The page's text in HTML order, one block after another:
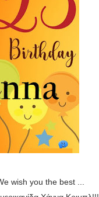
wish you the best ...